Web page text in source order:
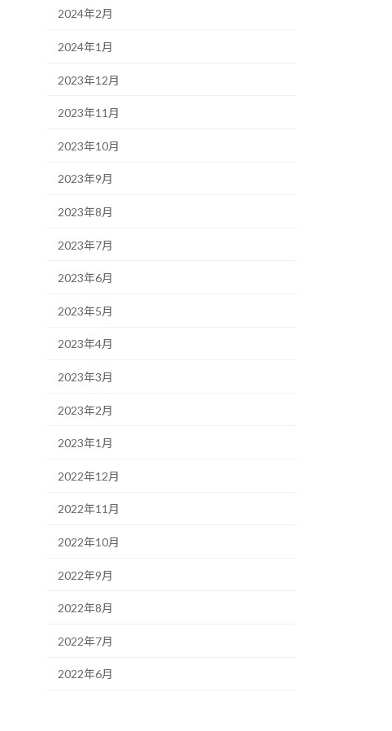
2024年2月
2024年1月
2023年12月
2023年11月
2023年10月
2023年9月
2023年8月
2023年7月
2023年6月
2023年5月
2023年4月
2023年3月
2023年2月
2023年1月
2022年12月
2022年11月
2022年10月
2022年9月
2022年8月
2022年7月
2022年6月